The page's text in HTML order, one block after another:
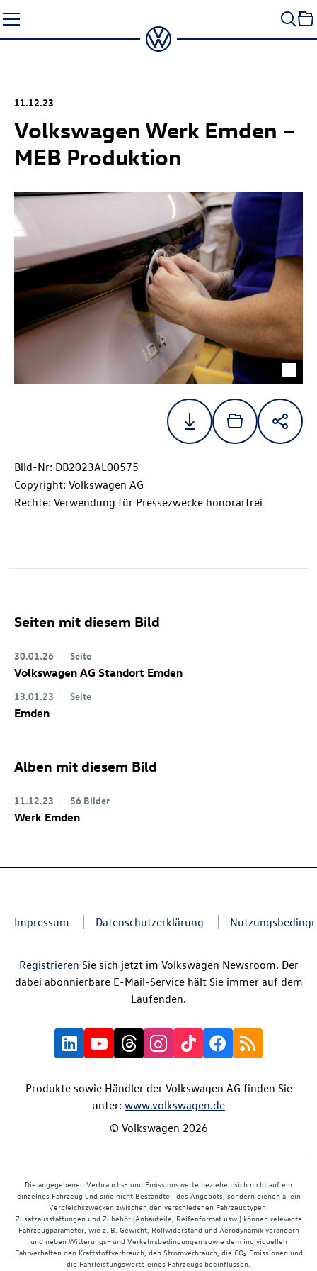
Seiteninhalt
springen
11.12.23
Volkswagen Werk Emden –
MEB Produktion
Bild-Nr: DB2023AL00575
Copyright: Volkswagen AG
Rechte: Verwendung für Pressezwecke honorarfrei
Seiten mit diesem Bild
30.01.26 Seite
Volkswagen AG Standort Emden
13.01.23 Seite
Emden
Alben mit diesem Bild
11.12.23 56 Bilder
Werk Emden
Impressum Datenschutzerklärung
Registrieren Sie sich jetzt im Volkswagen Newsroom. Der
dabei abonnierbare E-Mail-Service hält Sie immer auf dem
Laufenden.
Produkte sowie Händler der Volkswagen AG finden Sie
unter: www.volkswagen.de
© Volkswagen 2026
Die angegebenen Verbrauchs- und Emissionswerte beziehen sich nicht auf ein
einzelnes Fahrzeug und sind nicht Bestandteil des Angebots, sondern dienen allein
Vergleichszwecken zwischen den verschiedenen Fahrzeugtypen.
Zusatzausstattungen und Zubehör (Anbauteile, Reifenformat usw.) können relevante
Fahrzeugparameter, wie z. B. Gewicht, Rollwiderstand und Aerodynamik verändern
und neben Witterungs- und Verkehrsbedingungen sowie dem individuellen
Fahrverhalten den Kraftstoffverbrauch, den Stromverbrauch, die CO₂-Emissionen und
die Fahrleistungswerte eines Fahrzeugs beeinflussen.